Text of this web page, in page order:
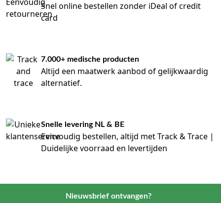
Snel online bestellen zonder iDeal of credit
card
7.000+ medische producten
Altijd een maatwerk aanbod of gelijkwaardig
alternatief.
Snelle levering NL & BE
Eenvoudig bestellen, altijd met Track & Trace |
Duidelijke voorraad en levertijden
Nieuwsbrief ontvangen?